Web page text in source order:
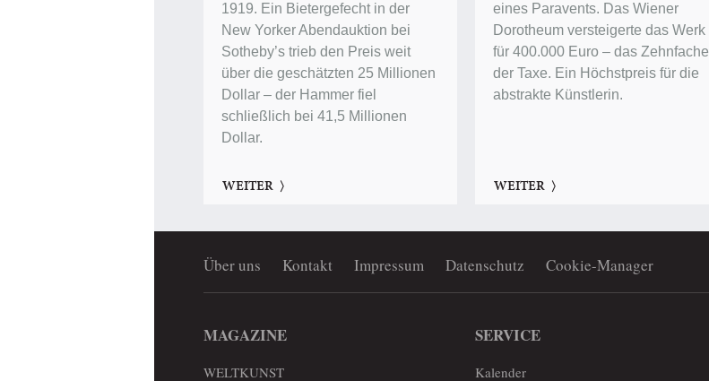
1919. Ein Bietergefecht in der
New Yorker Abendauktion bei
Sotheby’s trieb den Preis weit
über die geschätzten 25 Millionen
Dollar – der Hammer fiel
schließlich bei 41,5 Millionen
Dollar.
WEITER
eines Paravents. Das Wiener
Dorotheum versteigerte das Werk
für 400.000 Euro – das Zehnfache
der Taxe. Ein Höchstpreis für die
abstrakte Künstlerin.
WEITER
Über uns Kontakt Impressum Datenschutz Cookie-Manager
MAGAZINE
WELTKUNST
SERVICE
Kalender